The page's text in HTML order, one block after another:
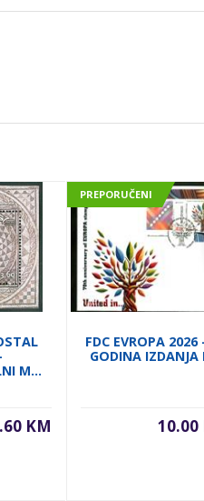
M...
KM
PREPORUČENI
FDC EVROPA 2026
GODINA IZDANJA
10.00